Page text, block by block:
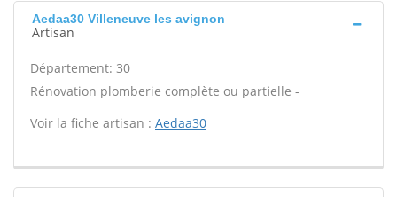
Aedaa30 Villeneuve les avignon
Artisan
Département: 30
Rénovation plomberie complète ou partielle -
Voir la fiche artisan : Aedaa30